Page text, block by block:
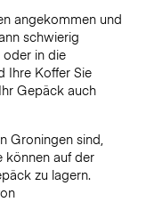
angekommen und
schwierig
in die
Ihre Koffer Sie
Gepäck auch
Groningen sind,
können auf der
zu lagern.